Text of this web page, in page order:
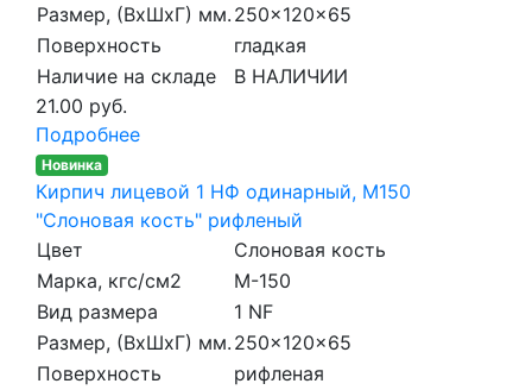
Размер, (ВхШхГ) мм. 250x120x65
Поверхность
гладкая
Наличие на складе
В НАЛИЧИИ
21.00 руб.
Подробнее
Новинка
Кирпич лицевой 1 НФ одинарный, M150
"Слоновая кость" рифленый
Цвет
Слоновая кость
Марка, кгс/см2
M-150
Вид размера
1 NF
Размер, (ВхШхГ) мм. 250x120x65
Поверхность
рифленая